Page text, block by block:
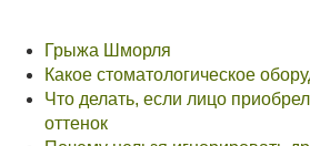
Грыжа Шморля
Какое стоматологическое
Что делать, если лицо
оттенок